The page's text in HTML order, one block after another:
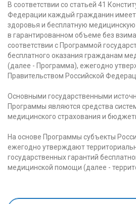
В соответствии со статьей 41
Федерации каждый гражданин имеет
здоровья и бесплатную
в гарантированном объеме без
соответствии с Программой
бесплатного оказания гражданам
(далее - Программа), ежегодно
Правительством Российской
Основными государственными
Программы являются средства
медицинского страхования и
На основе Программы субъекты
ежегодно утверждают
государственных гарантий
медицинской помощи (далее -